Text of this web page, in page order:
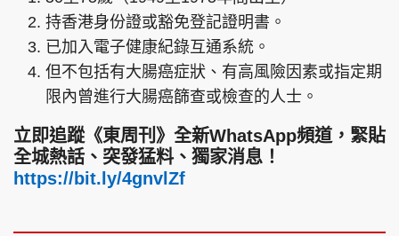
持香港身份證或豁免登記證明書。
已加入電子健康紀錄互通系統。
但不包括有大腸癌症狀、有高風險因素或指定期
限內曾進行大腸癌篩查或檢查的人士。
立即追蹤《東周刊》全新WhatsApp頻道，緊貼
全城熱話、突發猛料、獨家消息！
https://bit.ly/4gnvlZf